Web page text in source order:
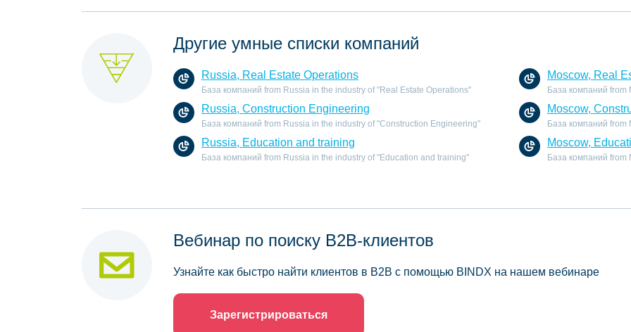
Другие умные списки компаний
Russia, Real Estate Operations
База компаний from Russia in the industry of "Real Estate Operations"
Moscow, Real
База компаний from
Russia, Construction Engineering
База компаний from Russia in the industry of "Construction Engineering"
Moscow,
База компаний from
Russia, Education and training
База компаний from Russia in the industry of "Education and training"
Moscow,
База компаний from
Вебинар по поиску B2B-клиентов
Узнайте как быстро найти клиентов в B2B с помощью BINDX на нашем вебинаре
Зарегистрироваться